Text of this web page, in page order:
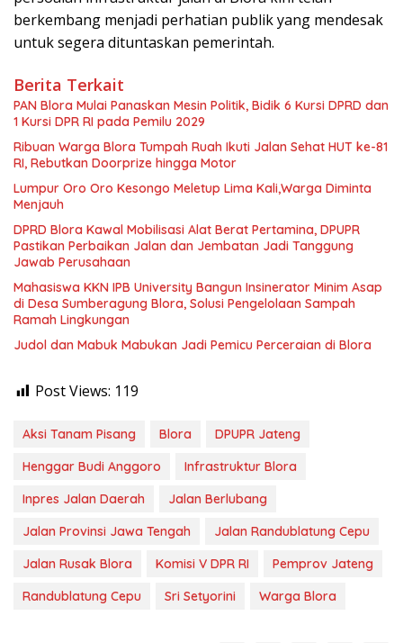
berkembang menjadi perhatian publik yang mendesak
untuk segera dituntaskan pemerintah.
Berita Terkait
‎PAN Blora Mulai Panaskan Mesin Politik, Bidik 6 Kursi DPRD dan
1 Kursi DPR RI pada Pemilu 2029
Ribuan Warga Blora Tumpah Ruah Ikuti Jalan Sehat HUT ke-81
RI, Rebutkan Doorprize hingga Motor
Lumpur Oro Oro Kesongo Meletup Lima Kali,Warga Diminta
Menjauh
DPRD Blora Kawal Mobilisasi Alat Berat Pertamina, DPUPR
Pastikan Perbaikan Jalan dan Jembatan Jadi Tanggung
Jawab Perusahaan
Mahasiswa KKN IPB University Bangun Insinerator Minim Asap
di Desa Sumberagung Blora, Solusi Pengelolaan Sampah
Ramah Lingkungan ‎
Judol dan Mabuk Mabukan Jadi Pemicu Perceraian di Blora
Post Views: 119
Aksi Tanam Pisang Blora
DPUPR Jateng
Henggar Budi Anggoro
Infrastruktur Blora
Inpres Jalan Daerah
Jalan Berlubang
Jalan Provinsi Jawa Tengah
Jalan Randublatung Cepu
Jalan Rusak Blora
Komisi V DPR RI
Pemprov Jateng
Randublatung Cepu
Sri Setyorini Warga Blora